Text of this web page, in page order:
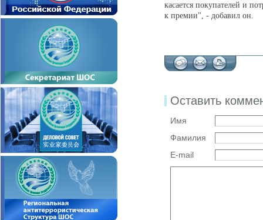
касается покупателей и
к премии", - добавил он.
Оставить
Имя
Фамилия
E-mail